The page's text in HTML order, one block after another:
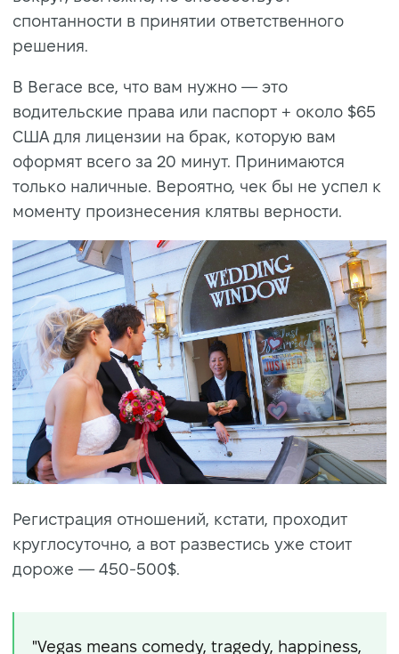
спонтанности в принятии ответственного
решения.
В Вегасе все, что вам нужно — это
водительские права или паспорт + около $65
США для лицензии на брак, которую вам
оформят всего за 20 минут. Принимаются
только наличные. Вероятно, чек бы не успел к
моменту произнесения клятвы верности.
Регистрация отношений, кстати, проходит
круглосуточно, а вот развестись уже стоит
дороже — 450-500$.
"Vegas means comedy, tragedy, happiness,